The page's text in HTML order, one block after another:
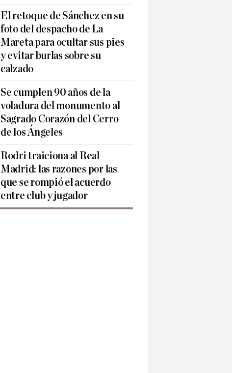
El retoque de Sánchez en su
foto del despacho de La
Mareta para ocultar sus pies
y evitar burlas sobre su
calzado
Se cumplen 90 años de la
voladura del monumento al
Sagrado Corazón del Cerro
de los Ángeles
Rodri traiciona al Real
Madrid: las razones por las
que se rompió el acuerdo
entre club y jugador